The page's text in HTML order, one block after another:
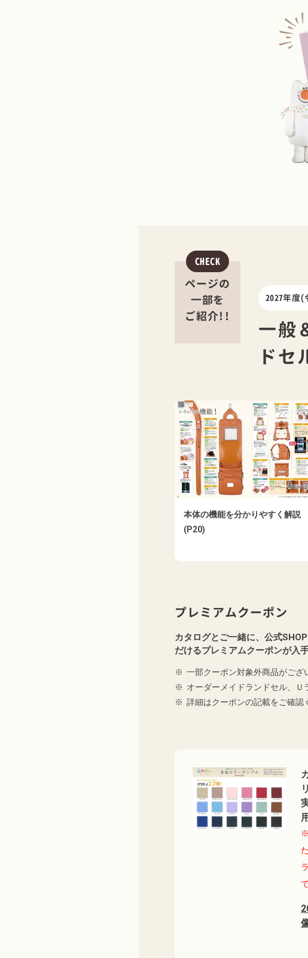
CHECK
ページの
一部を
ご紹介!!
2027年度(
一般
ドセ
本体の機能を分かりやすく解説
(P20)
プレミアムクーポン
カタログとご一緒に、公式
だけるプレミアムクーポンが入
一部クーポン対象外商品がござ
オーダーメイドランドセル、Ｕ
詳細はクーポンの記載をご確認